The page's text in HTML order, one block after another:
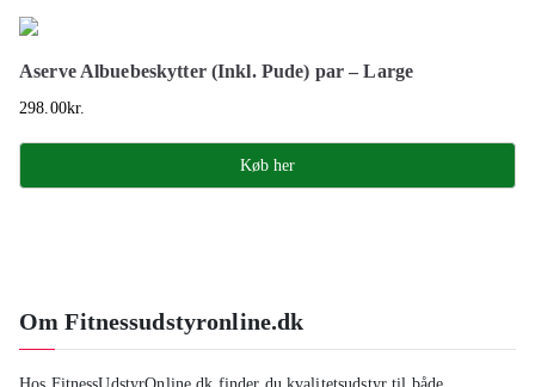
Aserve Albuebeskytter (Inkl. Pude) par – Large
298.00kr.
Køb her
Om Fitnessudstyronline.dk